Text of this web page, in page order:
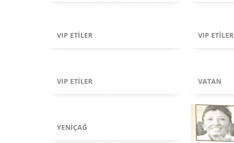
VIP ETILER VIP ETILER
VIP ETILER VATAN
YENIÇAĞ